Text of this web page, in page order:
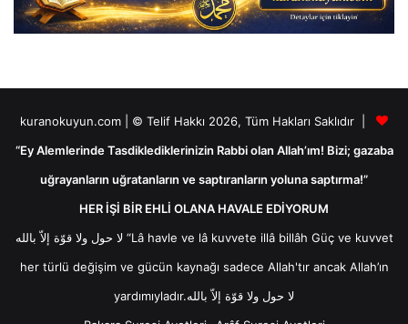
kuranokuyun.com | © Telif Hakkı 2026, Tüm Hakları Saklıdır |
“Ey Alemlerinde Tasdiklediklerinizin Rabbi olan Allah’ım! Bizi; gazaba
uğrayanların uğratanların ve saptıranların yoluna saptırma!”
HER İŞİ BİR EHLİ OLANA HAVALE EDİYORUM
لا حول ولا قوّة إلاّ بالله “Lâ havle ve lâ kuvvete illâ billâh Güç ve kuvvet
her türlü değişim ve gücün kaynağı sadece Allah'tır ancak Allah’ın
yardımıyladır.لا حول ولا قوّة إلاّ بالله